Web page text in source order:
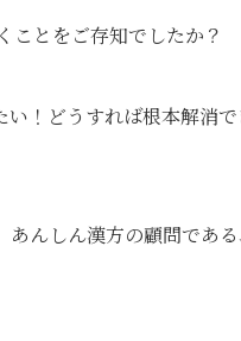
ことをご存知でしたか？
！どうすれば根本解消
んしん漢方の顧問であ